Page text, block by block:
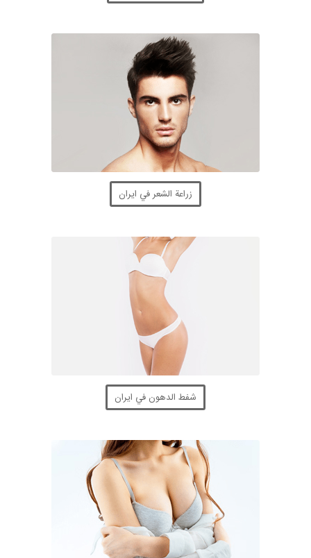
زراعة الشعر في ايران
شفط الدهون في ايران